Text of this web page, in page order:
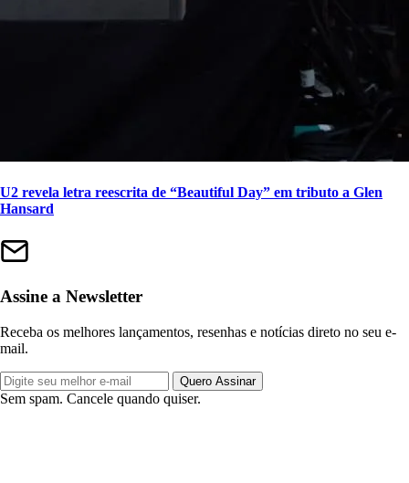
U2 revela letra reescrita de “Beautiful Day” em tributo a Glen
Hansard
Assine a Newsletter
Receba os melhores lançamentos, resenhas e notícias direto no seu e-
mail.
Quero Assinar
Sem spam. Cancele quando quiser.